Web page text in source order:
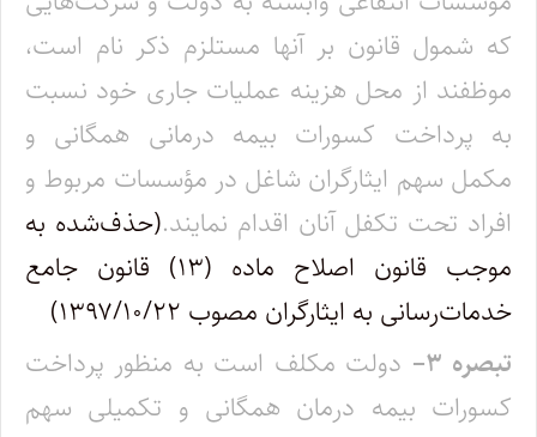
که شمول قانون بر آنها مستلزم ذکر نام است،
موظفند از محل هزینه عملیات جاری خود نسبت
به پرداخت کسورات بیمه درمانی همگانی و
مکمل سهم ایثارگران شاغل در مؤسسات مربوط و
افراد تحت تکفل آنان اقدام نمایند.(حذف‌شده به
موجب قانون اصلاح ماده (۱۳) قانون جامع
خدمات‌رسانی به ایثارگران مصوب ۱۳۹۷/۱۰/۲۲)
تبصره ۳– دولت مکلف است به منظور پرداخت
کسورات بیمه درمان همگانی و تکمیلی سهم